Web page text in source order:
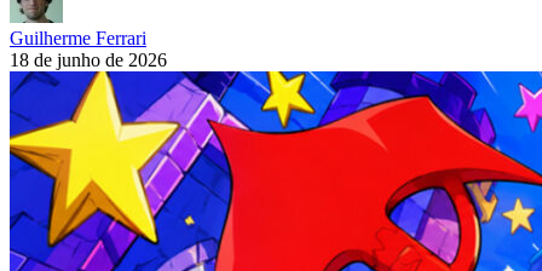
Guilherme Ferrari
18 de junho de 2026